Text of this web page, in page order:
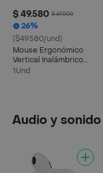
$ 49.580 $ 67.000
26%
($49580/und)
Mouse Ergonómico
Vertical Inalámbrico
Recargable Led
1Und
Audio y sonido